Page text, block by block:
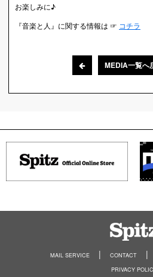
お楽しみに♪
『音楽と人』に関する情報は ☞ コチラ
MEDIA一覧へ
MAIL SERVICE CONTACT
PRIVACY